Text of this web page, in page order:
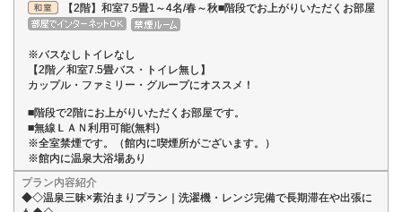
【2階】和室7.5畳1～4名/春～秋■階段でお上がりいただくお部屋
※バスなしトイレなし
【2階／和室7.5畳バス・トイレ無し】
カップル・ファミリー・グループにオススメ！
■階段で2階にお上がりいただくお部屋です。
■無線ＬＡＮ利用可能(無料)
※全室禁煙です。（館内に喫煙所がございます。）
※館内に温泉大浴場あり
プラン内容紹介
◆◇温泉三昧×素泊まりプラン｜洗濯機・レンジ完備で長期滞在や出張に